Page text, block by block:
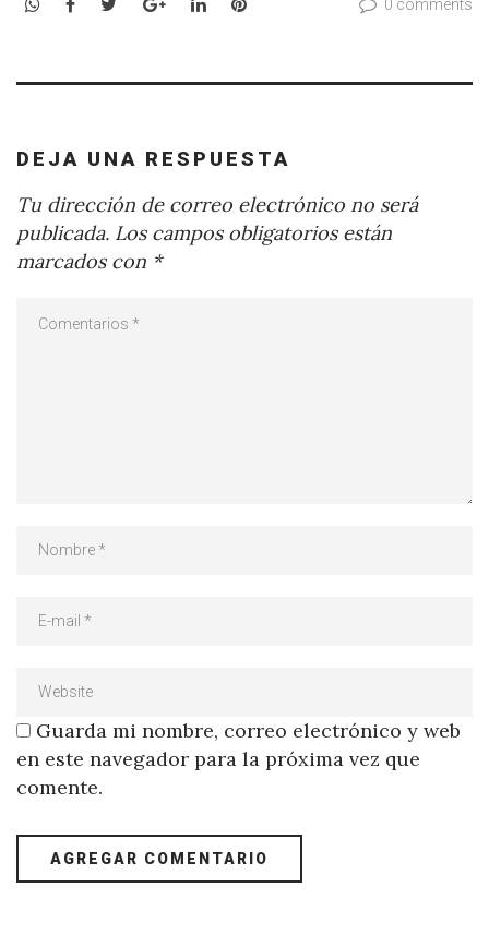
0 comments
DEJA UNA RESPUESTA
Tu dirección de correo electrónico no será
publicada. Los campos obligatorios están
marcados con *
Guarda mi nombre, correo electrónico y web
en este navegador para la próxima vez que
comente.